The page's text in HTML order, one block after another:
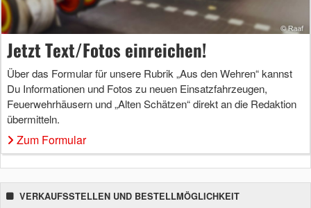
Jetzt Text/Fotos einreichen!
Über das Formular für unsere Rubrik „Aus den Wehren“ kannst
Du Informationen und Fotos zu neuen Einsatzfahrzeugen,
Feuerwehrhäusern und „Alten Schätzen“ direkt an die Redaktion
übermitteln.
Zum Formular
VERKAUFSSTELLEN UND BESTELLMÖGLICHKEIT